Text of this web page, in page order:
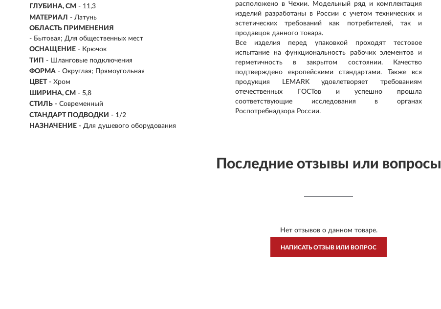
ГЛУБИНА, СМ - 11,3
МАТЕРИАЛ - Латунь
ОБЛАСТЬ ПРИМЕНЕНИЯ
- Бытовая; Для общественных мест
ОСНАЩЕНИЕ - Крючок
ТИП - Шланговые подключения
ФОРМА - Округлая; Прямоугольная
ЦВЕТ - Хром
ШИРИНА, СМ - 5,8
СТИЛЬ - Современный
СТАНДАРТ ПОДВОДКИ - 1/2
НАЗНАЧЕНИЕ - Для душевого оборудования
расположено в Чехии. Модельный ряд и комплектация
изделий разработаны в России с учетом технических и
эстетических требований как потребителей, так и
продавцов данного товара.
Все изделия перед упаковкой проходят тестовое
испытание на функциональность рабочих элементов и
герметичность в закрытом состоянии. Качество
подтверждено европейскими стандартами. Также вся
продукция LEMARK удовлетворяет требованиям
отечественных ГОСТов и успешно прошла
соответствующие исследования в органах
Роспотребнадзора России.
Последние отзывы или вопросы
Нет отзывов о данном товаре.
НАПИСАТЬ ОТЗЫВ ИЛИ ВОПРОС